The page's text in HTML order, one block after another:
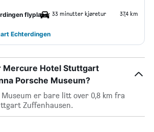
flyplass 33 minutter kjøretur 37,4 km
Echterdingen
Mercure Hotel Stuttgart
Porsche Museum?
er bare litt over 0,8 km fra
Zuffenhausen.